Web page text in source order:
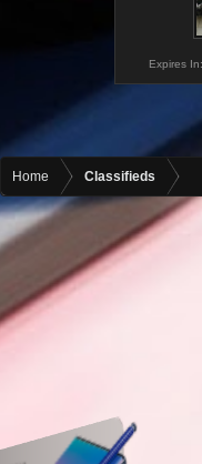
Expires In:
Home Classifieds